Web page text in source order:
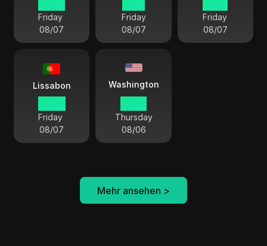
Friday
08/07
Friday
08/07
Friday
08/07
Lissabon
Friday
08/07
Washington
Thursday
08/06
Mehr ansehen >